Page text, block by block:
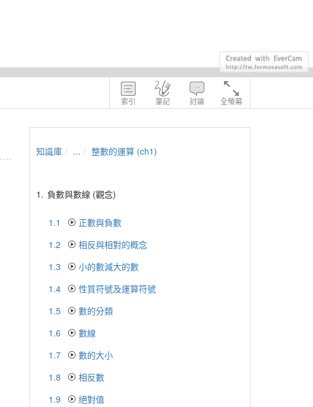
索引 筆記 討論 全螢幕
知識庫 ... 整數的運算 (ch1)
1. 負數與數線 (觀念)
1.1
正數與負數
1.2
相反與相對的概念
1.3
小的數減大的數
1.4
性質符號及運算符號
1.5
數的分類
1.6
數線
1.7
數的大小
1.8
相反數
1.9
絕對值